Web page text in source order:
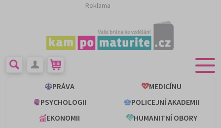
Reklama
PRÁVA
MEDICÍNU
PSYCHOLOGII
POLICEJNÍ AKADEMII
EKONOMII
HUMANITNÍ OBORY